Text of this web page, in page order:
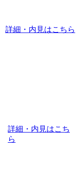
詳細・内見はこちら
詳細・内見はこち
ら